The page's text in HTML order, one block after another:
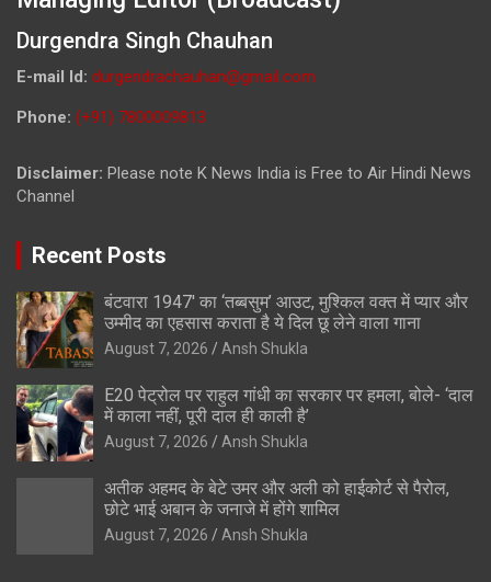
Durgendra Singh Chauhan
E-mail Id: durgendrachauhan@gmail.com
Phone: (+91) 7800009813
Disclaimer: Please note K News India is Free to Air Hindi News
Channel
Recent Posts
बंटवारा 1947′ का ‘तब्बसुम’ आउट, मुश्किल वक्त में प्यार और
उम्मीद का एहसास कराता है ये दिल छू लेने वाला गाना
August 7, 2026 Ansh Shukla
E20 पेट्रोल पर राहुल गांधी का सरकार पर हमला, बोले- ‘दाल
में काला नहीं, पूरी दाल ही काली है’
August 7, 2026 Ansh Shukla
अतीक अहमद के बेटे उमर और अली को हाईकोर्ट से पैरोल,
छोटे भाई अबान के जनाजे में होंगे शामिल
August 7, 2026 Ansh Shukla